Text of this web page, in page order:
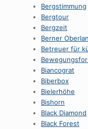
Bergstimmung
Bergtour
Bergzeit
Berner
Betreuer für
Biancograt
Biberbox
Bielerhöhe
Bishorn
Black Diamond
Black Forest